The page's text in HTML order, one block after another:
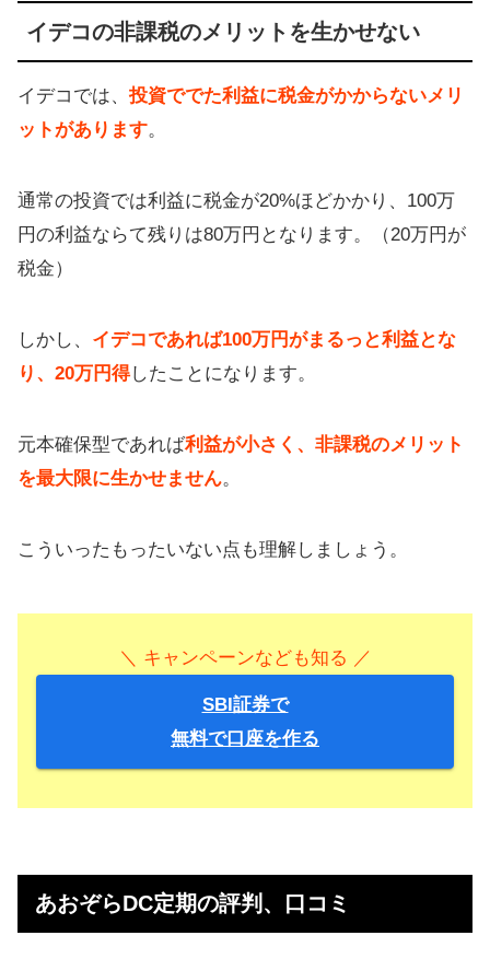
イデコの非課税のメリットを生かせない
イデコでは、 投資ででた利益に税金がかからないメリ
ットがあります。
通常の投資では利益に税金が20%ほどかかり、100万
円の利益ならて残りは80万円となります。（20万円が
税金）
しかし、 イデコであれば100万円がまるっと利益とな
り、20万円得したことになります。
元本確保型であれば利益が小さく、非課税のメリット
を最大限に生かせません。
こういったもったいない点も理解しましょう。
＼ キャンペーンなども知る ／
SBI証券で
無料で口座を作る
あおぞらDC定期の評判、口コミ